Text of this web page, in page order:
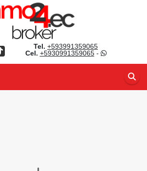
Tel. +593991359065
Cel. +5930991359065-